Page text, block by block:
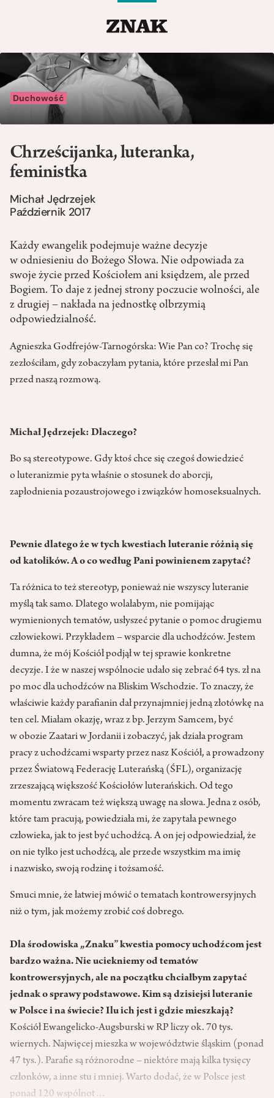
Duchowość
Chrześcijanka, luteranka,
feministka
Michał Jędrzejek
Październik 2017
Każdy ewangelik podejmuje ważne decyzje
w odniesieniu do Bożego Słowa. Nie odpowiada za
swoje życie przed Kościołem ani księdzem, ale przed
Bogiem. To daje z jednej strony poczucie wolności, ale
z drugiej – nakłada na jednostkę olbrzymią
odpowiedzialność.
Agnieszka Godfrejów-Tarnogórska: Wie Pan co? Trochę się
zezłościłam, gdy zobaczyłam pytania, które przesłał mi Pan
przed naszą rozmową.
Michał Jędrzejek: Dlaczego?
Bo są stereotypowe. Gdy ktoś chce się czegoś dowiedzieć
o luteranizmie pyta właśnie o stosunek do aborcji,
zapłodnienia pozaustrojowego i związków homoseksualnych.
Pewnie dlatego że w tych kwestiach luteranie różnią się
od katolików. A o co według Pani powinienem zapytać?
Ta różnica to też stereotyp, ponieważ nie wszyscy luteranie
myślą tak samo. Dlatego wolałabym, nie pomijając
wymienionych tematów, usłyszeć pytanie o pomoc drugiemu
człowiekowi. Przykładem – wsparcie dla uchodźców. Jestem
dumna, że mój Kościół podjął w tej sprawie konkretne
decyzje. I że w naszej wspólnocie udało się zebrać 64 tys. zł na
po moc dla uchodźców na Bliskim Wschodzie. To znaczy, że
właściwie każdy parafianin dał przynajmniej jedną złotówkę na
ten cel. Miałam okazję, wraz z bp. Jerzym Samcem, być
w obozie Zaatari w Jordanii i zobaczyć, jak działa program
pracy z uchodźcami wsparty przez nasz Kościół, a prowadzony
przez Światową Federację Luterańską (ŚFL), organizację
zrzeszającą większość Kościołów luterańskich. Od tego
momentu zwracam też większą uwagę na słowa. Jedna z osób,
które tam pracują, powiedziała mi, że zapytała pewnego
człowieka, jak to jest być uchodźcą. A on jej odpowiedział, że
on nie tylko jest uchodźcą, ale przede wszystkim ma imię
i nazwisko, swoją rodzinę i tożsamość.
Smuci mnie, że łatwiej mówić o tematach kontrowersyjnych
niż o tym, jak możemy zrobić coś dobrego.
Dla środowiska „Znaku” kwestia pomocy uchodźcom jest
bardzo ważna. Nie uciekniemy od tematów
kontrowersyjnych, ale na początku chciałbym zapytać
jednak o sprawy podstawowe. Kim są dzisiejsi luteranie
w Polsce i na świecie? Ilu ich jest i gdzie mieszkają?
Kościół Ewangelicko-Augsburski w RP liczy ok. 70 tys.
wiernych. Najwięcej mieszka w województwie śląskim (ponad
47 tys.). Parafie są różnorodne – niektóre mają kilka tysięcy
członków, a inne stu i mniej. Warto dodać, że w Polsce jest
ponad 120 wspólnot…